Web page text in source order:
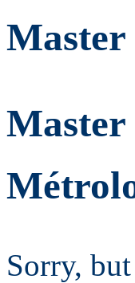
Master
Master
Sorry,